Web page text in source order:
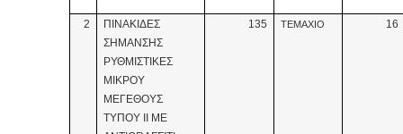
2
ΠΙΝΑΚΙΔΕΣ
ΣΗΜΑΝΣΗΣ
ΡΥΘΜΙΣΤΙΚΕΣ
ΜΙΚΡΟΥ
ΜΕΓΕΘΟΥΣ
ΤΥΠΟΥ ΙΙ ΜΕ
135 ΤΕΜΑΧΙΟ 16